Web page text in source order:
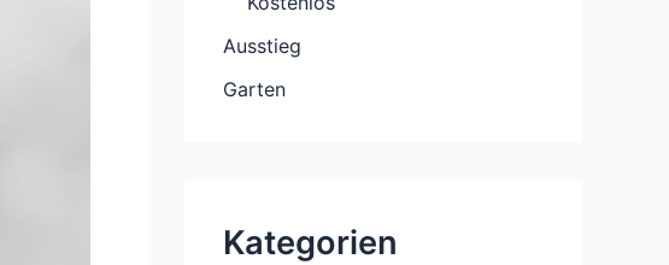
Ausstieg
Garten
Kategorien